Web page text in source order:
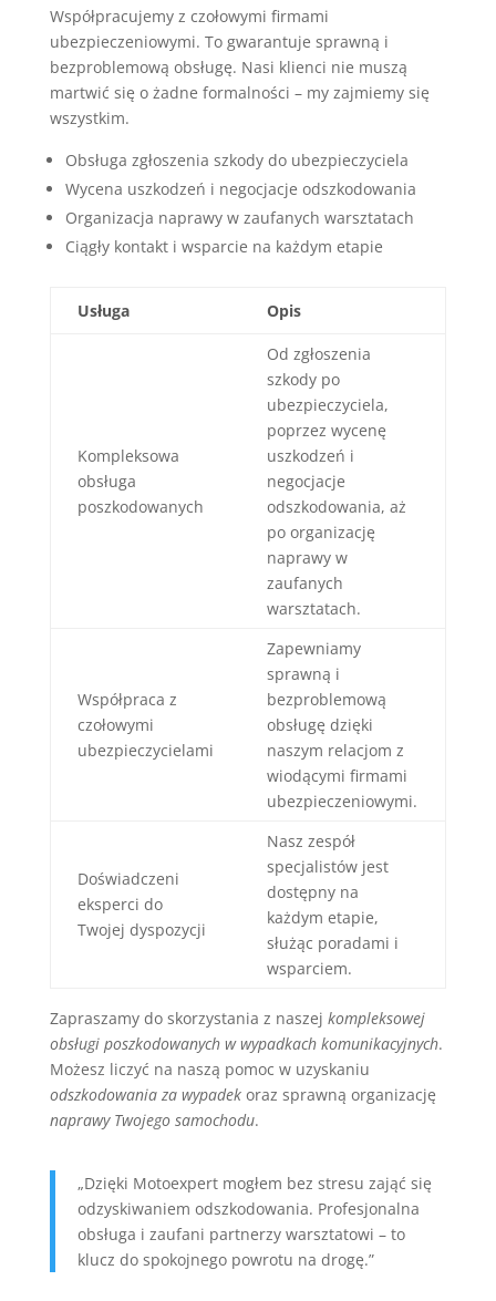
Współpracujemy z czołowymi firmami
ubezpieczeniowymi. To gwarantuje sprawną i
bezproblemową obsługę. Nasi klienci nie muszą
martwić się o żadne formalności – my zajmiemy się
wszystkim.
Obsługa zgłoszenia szkody do ubezpieczyciela
Wycena uszkodzeń i negocjacje odszkodowania
Organizacja naprawy w zaufanych warsztatach
Ciągły kontakt i wsparcie na każdym etapie
Usługa Opis
Kompleksowa
obsługa
poszkodowanych
Od zgłoszenia
szkody po
ubezpieczyciela,
poprzez wycenę
uszkodzeń i
negocjacje
odszkodowania, aż
po organizację
naprawy w
zaufanych
warsztatach.
Współpraca z
czołowymi
ubezpieczycielami
Zapewniamy
sprawną i
bezproblemową
obsługę dzięki
naszym relacjom z
wiodącymi firmami
ubezpieczeniowymi.
Doświadczeni
eksperci do
Twojej dyspozycji
Nasz zespół
specjalistów jest
dostępny na
każdym etapie,
służąc poradami i
wsparciem.
Zapraszamy do skorzystania z naszej kompleksowej
obsługi poszkodowanych w wypadkach komunikacyjnych.
Możesz liczyć na naszą pomoc w uzyskaniu
odszkodowania za wypadekoraz sprawną organizację
naprawy Twojego samochodu.
„Dzięki Motoexpert mogłem bez stresu zająć się
odzyskiwaniem odszkodowania. Profesjonalna
obsługa i zaufani partnerzy warsztatowi – to
klucz do spokojnego powrotu na drogę.”